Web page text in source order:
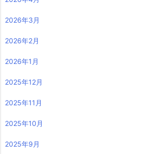
2026年3月
2026年2月
2026年1月
2025年12月
2025年11月
2025年10月
2025年9月